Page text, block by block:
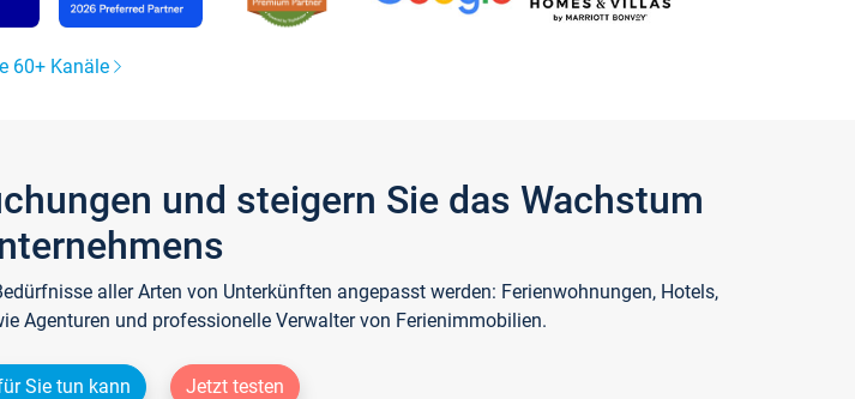
60+ Kanäle
und steigern Sie das Wachstum
aller Arten von Unterkünften angepasst werden: Ferienwohnungen, Hotels,
Agenturen und professionelle Verwalter von Ferienimmobilien.
Sie tun kann
Jetzt testen